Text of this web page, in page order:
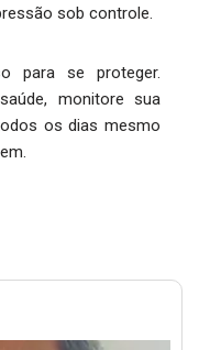
sob controle.
para se proteger.
monitore sua
os dias mesmo